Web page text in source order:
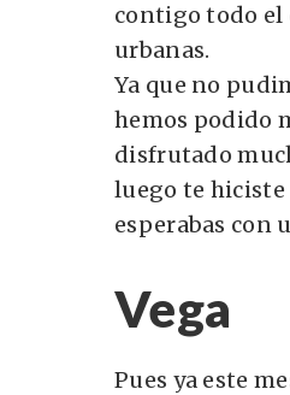
contigo todo el
urbanas.
Ya que no
hemos podido
disfrutado
luego te hiciste
esperabas con
Vega
Pues ya este